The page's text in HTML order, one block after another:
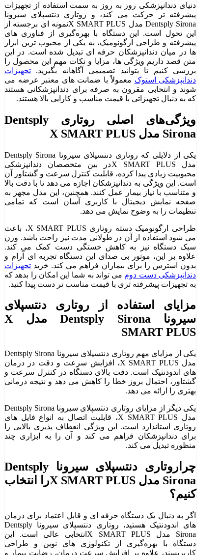
دنیای دندانپزشکی روز به ‌روز به سمت استفاده از تجهیزات
پیشرفته ‌تر حرکت می ‌کند، و روتاری دنتسپلای سیرونا
Dentsply Sirona مدل X SMART PLUSنمونه ‌ای برجسته از
این تحول است. این دستگاه با بهره‌گیری از فناوری ‌های
پیشرفته و طراحی ارگونومیک، به یکی از محبوب‌ ترین ابزار
ها در میان دندانپزشکان حرفه ‌ای تبدیل شده است. در این
متن قصد داریم ویژگی‌ ها، مزایا و نکات مهم این محصول را
بررسی کنیم تا بتوانید تصمیمی آگاهانه بگیرید. تجهیزات
دندانپزشکی استوک معمولاً با ضمانت‌ های معتبر عرضه می‌
شوند و انتخابی مقرون به صرفه برای دندانپزشکانی هستند
که به دنبال تجهیزاتی با قیمت مناسب و کارایی بالا هستند.
ویژگی‌های اصلی روتاری Dentsply
Sirona مدل X SMART PLUS
یکی از دلایلی که روتاری دنتسپلای سیرونا Dentsply Sirona
مدل X SMART PLUSدر بین متخصصان دندانپزشکی
محبوبیت زیادی پیدا کرده، قابلیت کنترل سرعت و گشتاور آن
است. این ویژگی به دندانپزشکان اجازه می ‌دهد تا با دقت بالا
و متناسب با نیاز بیمار عمل کنند. همچنین، این مدل مجهز به
صفحه ‌نمایش دیجیتال با کاربری آسان است که تمامی
تنظیمات را به ‌وضوح نمایش می‌ دهد.
طراحی ارگونومیک دسته روتاری X SMART PLUS، باعث
می‌ شود استفاده از آن در طولانی ‌مدت نیز راحت باشد. وزن
سبک دستگاه نیز به کاهش خستگی دست کمک می‌ کند.
علاوه بر این، موتور بی ‌صدای این دستگاه تجربه‌ ای آرام و
بدون استرس را برای بیماران فراهم می‌ کند. خرید تجهیزات
دندانپزشکی دست دوم می‌ تواند به شما این امکان را بدهد که
به تجهیزات پیشرفته‌ تری با قیمت مناسب‌ تر دست پیدا کنید.
مزایای استفاده از روتاری دنتسپلای
سیرونا Dentsply Sirona مدل X
SMART PLUS
یکی از مزایای مهم روتاری دنتسپلای سیرونا Dentsply Sirona
مدل X SMART PLUS، افزایش سرعت و دقت در درمان‌
های اندودنتیک است. دقت بالای دستگاه در کنترل سرعت و
گشتاور، احتمال بروز خطا را کاهش می ‌دهد و نتیجه درمانی
بهتری را ارائه می ‌دهد.
یکی دیگر از مزایای روتاری دنتسپلای سیرونا Dentsply Sirona
مدل X SMART PLUS، قابلیت اتصال به انواع فایل ‌های
روتاری استاندارد است. این ویژگی انعطاف ‌پذیری بالایی را
برای دندانپزشکان فراهم می‌ کند و آن را به ابزاری چند
منظوره تبدیل می‌ کند.
چراروتاری دنتسپلای سیرونا Dentsply
Sirona مدل X SMART PLUSرا انتخاب
کنیم؟
اگر به دنبال یک دستگاه حرفه ‌ای و قابل ‌اعتماد برای درمان
‌های اندودنتیک هستید، روتاری دنتسپلای سیرونا Dentsply
Sirona مدل X SMART PLUSانتخابی عالی است. این
دستگاه با بهره‌گیری از تکنولوژی ‌های نوین و طراحی
کاربرپسند، علاوه بر افزایش سرعت درمان، رضایت بیمار و